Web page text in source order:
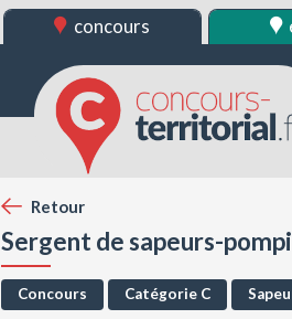
concours
Retour
Sergent de sapeurs-
Concours Catégorie C